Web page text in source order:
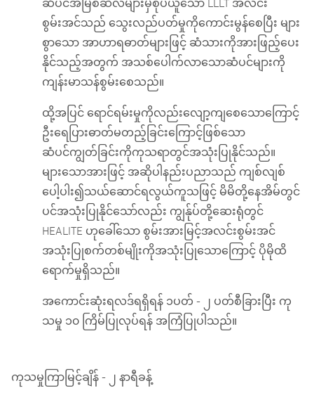
ဆံပင်အမြစ်ဆဲလ်များမှစုပ်ယူသော LLLT အလင်း
စွမ်းအင်သည် သွေးလည်ပတ်မှုကိုကောင်းမွန်စေပြီး များ
စွာသော အာဟာရဓာတ်များဖြင့် ဆံသားကိုအားဖြည့်ပေး
နိုင်သည့်အတွက် အသစ်ပေါက်လာသောဆံပင်များကို
ကျန်းမာသန်စွမ်းစေသည်။
ထို့အပြင် ရောင်ရမ်းမှုကိုလည်းလျော့ကျစေသောကြောင့်
ဦးရေပြားဓာတ်မတည့်ခြင်းကြောင့်ဖြစ်သော
ဆံပင်ကျွတ်ခြင်းကိုကုသရာတွင်အသုံးပြုနိုင်သည်။
များသောအားဖြင့် အဆိုပါနည်းပညာသည် ကျစ်လျစ်
ပေါ့ပါး၍သယ်ဆောင်ရလွယ်ကူသဖြင့် မိမိတို့နေအိမ်တွင်
ပင်အသုံးပြုနိုင်သော်လည်း ကျွန်ုပ်တို့ဆေးရုံတွင်
HEALITE ဟုခေါ်သော စွမ်းအားမြင့်အလင်းစွမ်းအင်
အသုံးပြုစက်တစ်မျိုးကိုအသုံးပြုသောကြောင့် ပိုမိုထိ
ရောက်မှုရှိသည်။
အကောင်းဆုံးရလဒ်ရရှိရန် ၁ပတ် - ၂ ပတ်စီခြားပြီး ကု
သမှု ၁၀ ကြိမ်ပြုလုပ်ရန် အကြံပြုပါသည်။
ကုသမှုကြာမြင့်ချိန် - ၂ နာရီခန့်